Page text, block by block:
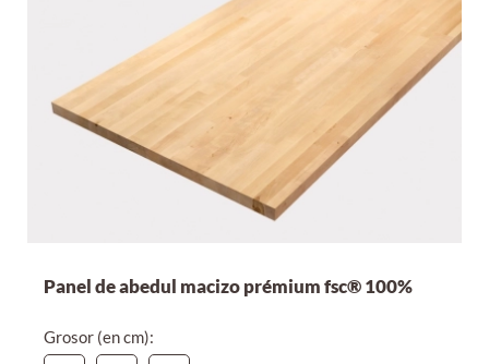
Panel de abedul macizo prémium fsc® 100%
Grosor (en cm):